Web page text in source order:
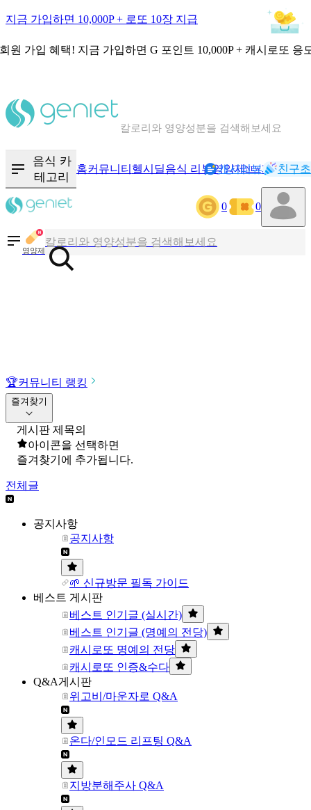
지금 가입하면 10,000P + 로또 10장 지급
원 가입 혜택! 지금 가입하면 G 포인트 10,000P + 캐시로또 응
칼로리와 영양성분을 검색해보세요
음식 카
테고리
홈커뮤니티 헬시딜음식 리뷰영양제NEW기록
캐시리뷰 친구
0 0
영양제
칼로리와 영양성분을 검색해보세요
혈당 · 다이어트 음식 검색해보세요
🏆커뮤니티 랭킹
즐겨찾기
게시판 제목의
아이콘을 선택하면
즐겨찾기에 추가됩니다.
전체글
공지사항
공지사항
🌱 신규방문 필독 가이드
베스트 게시판
베스트 인기글 (실시간)
베스트 인기글 (명예의 전당)
캐시로또 명예의 전당
캐시로또 인증&수다
Q&A게시판
위고비/마운자로 Q&A
온다/인모드 리프팅 Q&A
지방분해주사 Q&A